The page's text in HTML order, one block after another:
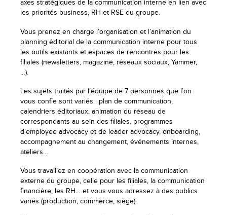
axes stratégiques de la communication interne en lien avec
les priorités business, RH et RSE du groupe.
Vous prenez en charge l’organisation et l’animation du
planning éditorial de la communication interne pour tous
les outils existants et espaces de rencontres pour les
filiales (newsletters, magazine, réseaux sociaux, Yammer,
…).
Les sujets traités par l’équipe de 7 personnes que l’on
vous confie sont variés : plan de communication,
calendriers éditoriaux, animation du réseau de
correspondants au sein des filiales, programmes
d’employee advocacy et de leader advocacy, onboarding,
accompagnement au changement, événements internes,
ateliers…
Vous travaillez en coopération avec la communication
externe du groupe, celle pour les filiales, la communication
financière, les RH… et vous vous adressez à des publics
variés (production, commerce, siège).